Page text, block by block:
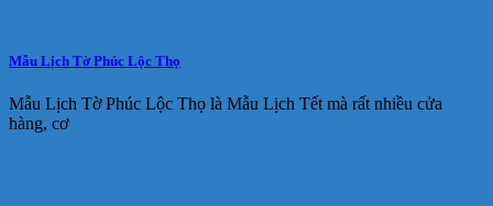
Mẫu Lịch Tờ Phúc Lộc Thọ
Mẫu Lịch Tờ Phúc Lộc Thọ là Mẫu Lịch Tết mà rất nhiều cửa
hàng, cơ